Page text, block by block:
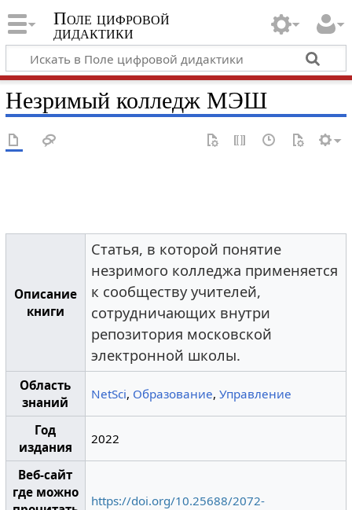
Поле цифровой
дидактики
Незримый колледж МЭШ
Описание
книги
Статья, в которой понятие
незримого колледжа применяется
к сообществу учителей,
сотрудничающих внутри
репозитория московской
электронной школы.
Область
знаний
NetSci, Образование,Управление
Год
издания
2022
Веб-сайт
где можно
https://doi.org/10.25688/2072-